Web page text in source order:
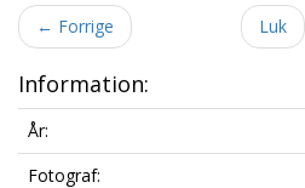
← Forrige Luk
Information:
År:
Fotograf: